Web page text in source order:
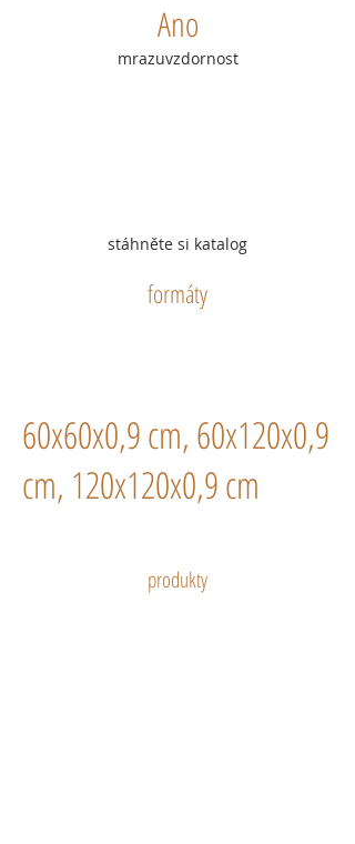
Ano
mrazuvzdornost
stáhněte si katalog
produkty
formáty
60x60x0,9 cm, 60x120x0,9
cm, 120x120x0,9 cm